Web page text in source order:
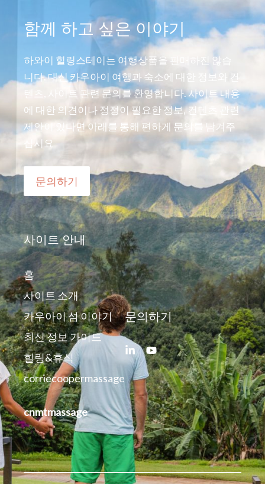
함께 하고 싶은 이야기
하와이 힐링스테이는 여행상품을 판매하진 않습
니다. 대신 카우아이 여행과 숙소에 대한 정보와 컨
텐츠, 사이트 관련 문의를 환영합니다. 사이트 내용
에 대한 의견이나 정정이 필요한 정보, 컨텐츠 관련
제안이 있다면 아래를 통해 편하게 문의를 남겨주
십시요
문의하기
사이트 안내
홈
사이트 소개
카우아이 섬 이야기
최신 정보 가이드
힐링&휴식
corriecoopermassage
cnmtmassage
문의하기